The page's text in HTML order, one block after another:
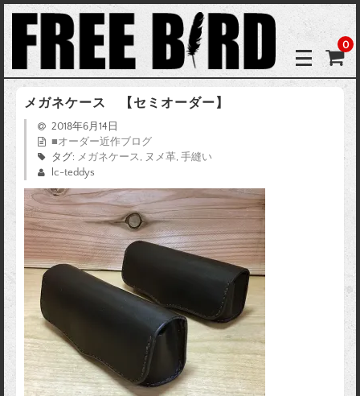
0
メガネケース 【セミオーダー】
2018年6月14日
■オーダー近作ブログ
タグ: メガネケース , ヌメ革, 手縫い
lc-teddys